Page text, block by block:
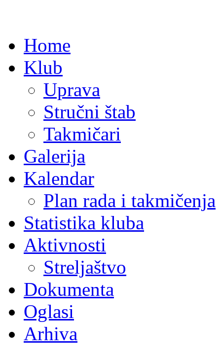
Home
Klub
Uprava
Stručni štab
Takmičari
Galerija
Kalendar
Plan rada i takmičenja
Statistika kluba
Aktivnosti
Streljaštvo
Dokumenta
Oglasi
Arhiva